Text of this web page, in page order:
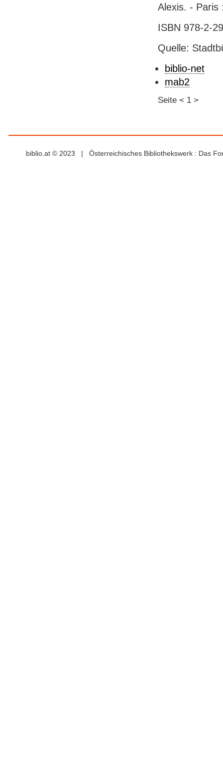
Alexis. - Paris
ISBN 978-2-
Quelle:
biblio-net
mab2
Seite < 1 >
biblio.at © 2023 | Österreichisches Bibliothekswerk : Das